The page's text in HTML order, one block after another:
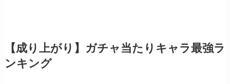
【成り上がり】ガチャ当たりキャラ最強ラ
ンキング